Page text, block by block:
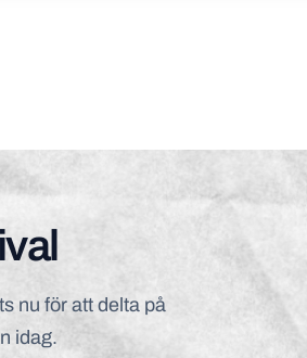
nu för att delta på
idag.